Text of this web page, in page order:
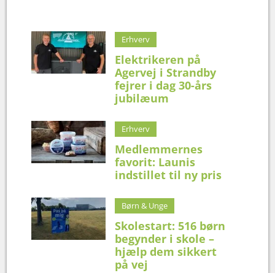
Erhverv
Elektrikeren på
Agervej i Strandby
fejrer i dag 30-års
jubilæum
Erhverv
Medlemmernes
favorit: Launis
indstillet til ny pris
Børn & Unge
Skolestart: 516 børn
begynder i skole –
hjælp dem sikkert
på vej